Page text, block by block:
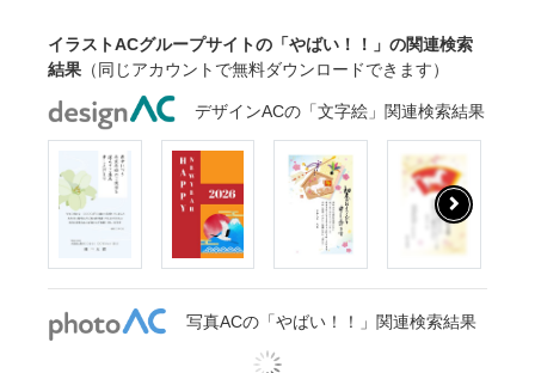
イラストACグループサイトの「やばい！！」の関連検索
結果 （同じアカウントで無料ダウンロードできます）
デザインACの「文字絵」関連検索結果
写真ACの「やばい！！」関連検索結果